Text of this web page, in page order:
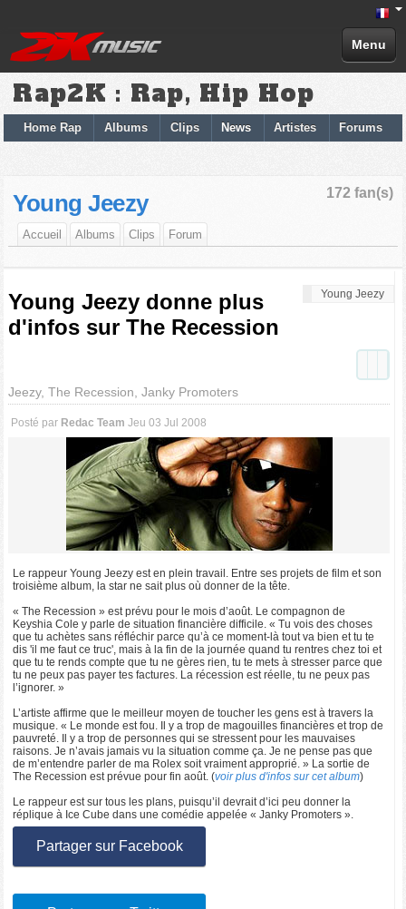
Menu
Rap2K : Rap, Hip Hop
Home Rap Albums Clips News Artistes Forums
172 fan(s)
Young Jeezy
Accueil Albums Clips Forum
Young Jeezy
Young Jeezy donne plus
d'infos sur The Recession
Jeezy, The Recession, Janky Promoters
Posté par Redac Team Jeu 03 Jul 2008
Le rappeur Young Jeezy est en plein travail. Entre ses projets de film et son
troisième album, la star ne sait plus où donner de la tête.
« The Recession » est prévu pour le mois d’août. Le compagnon de
Keyshia Cole y parle de situation financière difficile. « Tu vois des choses
que tu achètes sans réfléchir parce qu’à ce moment-là tout va bien et tu te
dis 'il me faut ce truc', mais à la fin de la journée quand tu rentres chez toi et
que tu te rends compte que tu ne gères rien, tu te mets à stresser parce que
tu ne peux pas payer tes factures. La récession est réelle, tu ne peux pas
l’ignorer. »
L’artiste affirme que le meilleur moyen de toucher les gens est à travers la
musique. « Le monde est fou. Il y a trop de magouilles financières et trop de
pauvreté. Il y a trop de personnes qui se stressent pour les mauvaises
raisons. Je n’avais jamais vu la situation comme ça. Je ne pense pas que
de m’entendre parler de ma Rolex soit vraiment approprié. » La sortie de
The Recession est prévue pour fin août. (voir plus d'infos sur cet album)
Le rappeur est sur tous les plans, puisqu’il devrait d’ici peu donner la
réplique à Ice Cube dans une comédie appelée « Janky Promoters ».
Partager sur Facebook